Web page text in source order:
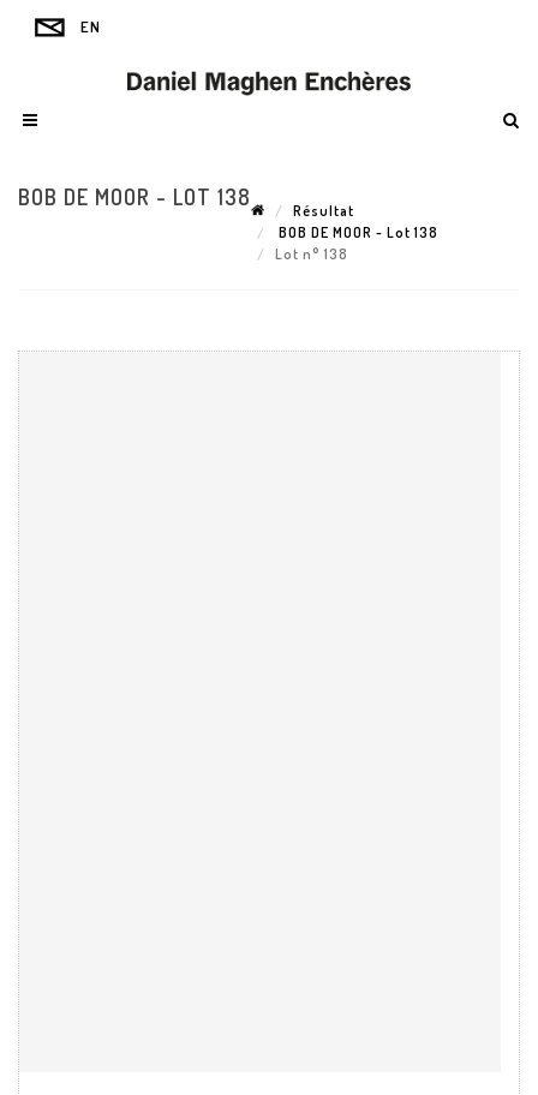
BOB DE MOOR - LOT 138
Résultat
BOB DE MOOR - Lot 138
Lot n° 138